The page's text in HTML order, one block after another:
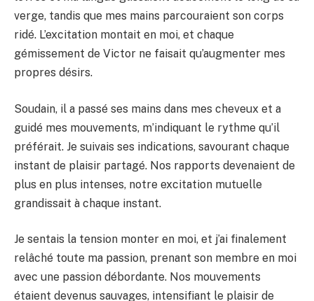
verge, tandis que mes mains parcouraient son corps
ridé. L’excitation montait en moi, et chaque
gémissement de Victor ne faisait qu’augmenter mes
propres désirs.
Soudain, il a passé ses mains dans mes cheveux et a
guidé mes mouvements, m’indiquant le rythme qu’il
préférait. Je suivais ses indications, savourant chaque
instant de plaisir partagé. Nos rapports devenaient de
plus en plus intenses, notre excitation mutuelle
grandissait à chaque instant.
Je sentais la tension monter en moi, et j’ai finalement
relâché toute ma passion, prenant son membre en moi
avec une passion débordante. Nos mouvements
étaient devenus sauvages, intensifiant le plaisir de